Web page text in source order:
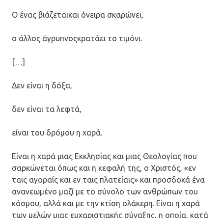
Ο ένας βιάζεταικαι όνειρα σκαρώνει,
ο άλλος άγρυπνοςκρατάει το τιμόνι.
[…]
Δεν είναι η δόξα,
δεν είναι τα λεφτά,
είναι του δρόμου η χαρά.
Είναι η χαρά μιας Εκκλησίας και μιας Θεολογίας που
σαρκώνεται όπως και η κεφαλή της, ο Χριστός, «εν
ταις αγοραίς και εν ταις πλατείαις» και προσδοκά ένα
ανανεωμένο μαζί με το σύνολο των ανθρώπων του
κόσμου, αλλά και με την κτίση ολάκερη. Είναι η χαρά
των μελών μιας ευχαριστιακής σύναξης, η οποία, κατά